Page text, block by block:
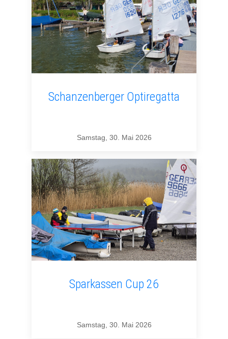
Schanzenberger Optiregatta
Samstag, 30. Mai 2026
Sparkassen Cup 26
Samstag, 30. Mai 2026